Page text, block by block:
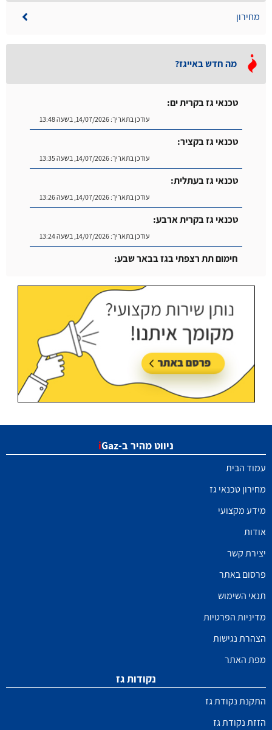
מחירון
מה חדש באייגז?
טכנאי גז בקרית ים:
עודכן בתאריך:14/07/2026, בשעה 13:48
טכנאי גז בקציר:
עודכן בתאריך:14/07/2026, בשעה 13:35
טכנאי גז בעתלית:
עודכן בתאריך:14/07/2026, בשעה 13:26
טכנאי גז בקרית ארבע:
עודכן בתאריך:14/07/2026, בשעה 13:24
חימום תת רצפתי בגז בבאר שבע:
ניווט מהיר ב- iGaz
עמוד הבית
מחירון טכנאי גז
מידע מקצועי
אודות
יצירת קשר
פרסום באתר
תנאי השימוש
מדיניות הפרטיות
הצהרת נגישות
מפת האתר
נקודות גז
התקנת נקודת גז
הזזת נקודת גז